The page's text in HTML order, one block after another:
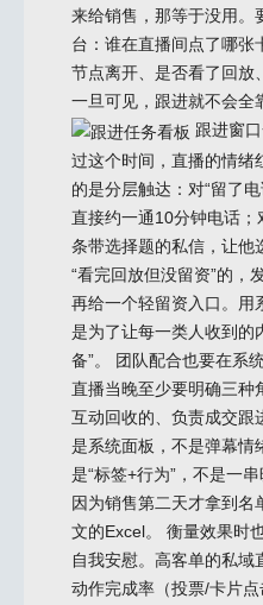
来给销售，那等于没用。
台：谁在直播间点了哪张
节点离开、是否看了回放
一旦可见，跟进就不会全
跟进窗
过这个时间，直播的情绪
的是分层触达：对“留了
直接约一通10分钟电话；
条带选择题的私信，让他
“看完回放但没留资”的，
再给一个轻留资入口。用
是为了让每一类人收到的
备”。 团队配合也要在系
直播当晚至少要明确三种
互动回收的、负责成交跟
是系统面板，不是弹幕情
是“标签+行为”，不是一
因为销售第二天才拿到名
文的Excel。 衡量效果时
自我安慰。高客单的私域
动作完成率（投票/卡片